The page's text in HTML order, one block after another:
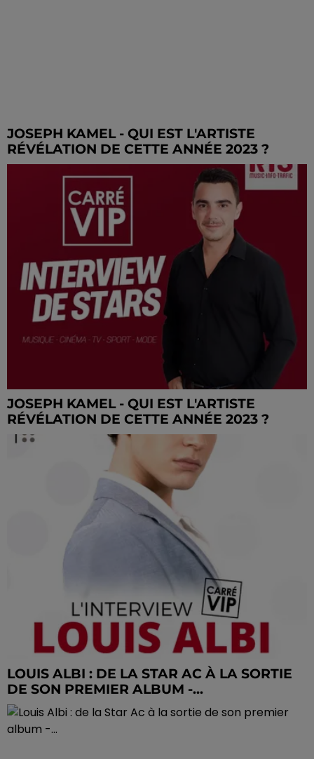
JOSEPH KAMEL - QUI EST L'ARTISTE
RÉVÉLATION DE CETTE ANNÉE 2023 ?
JOSEPH KAMEL - QUI EST L'ARTISTE
RÉVÉLATION DE CETTE ANNÉE 2023 ?
LOUIS ALBI : DE LA STAR AC À LA SORTIE
DE SON PREMIER ALBUM -...